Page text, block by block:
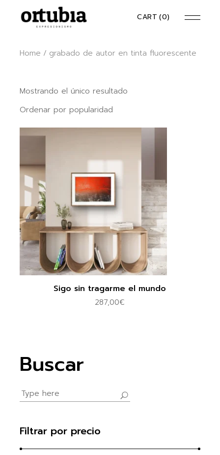
content
CART (0)
Home grabado de autor en tinta fluorescente
Mostrando el único resultado
Ordenar por popularidad
Sigo sin tragarme el mundo
287,00€
Buscar
Search
for:
Filtrar por precio